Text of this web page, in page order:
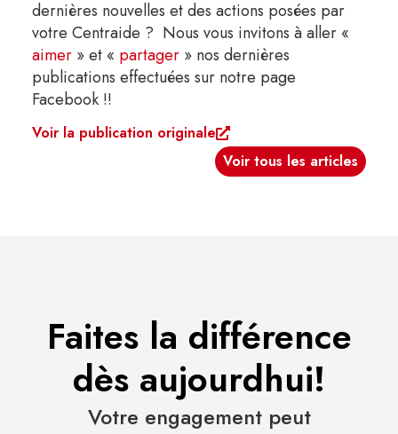
dernières nouvelles et des actions posées par
votre Centraide ? Nous vous invitons à aller «
aimer» et « partager» nos dernières
publications effectuées sur notre page
Facebook !!
Voir la publication originale
Voir tous les articles
Faites la différence
dès aujourdhui!
Votre engagement peut